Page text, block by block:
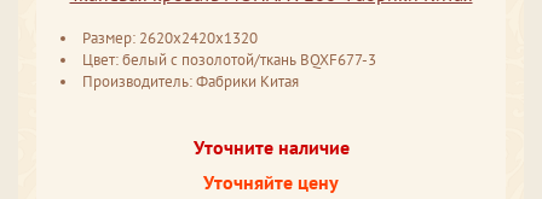
Размер: 2620x2420x1320
Цвет: белый с позолотой/ткань BQXF677-3
Производитель: Фабрики Китая
Уточните наличие
Уточняйте цену